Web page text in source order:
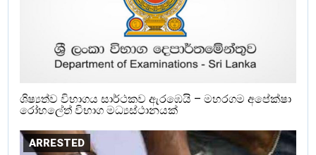
ශිෂ්‍යත්ව විභාගය සාර්ථකව ඇරඹෙයි – මහරගම අපේක්ෂා
රෝහලේත් විභාග මධ්‍යස්ථානයක්
ARRESTED